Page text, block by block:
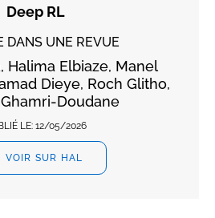
Deep RL
DANS UNE REVUE
Halima Elbiaze, Manel
Dieye, Roch Glitho,
Doudane
LE: 12/05/2026
VOIR SUR HAL